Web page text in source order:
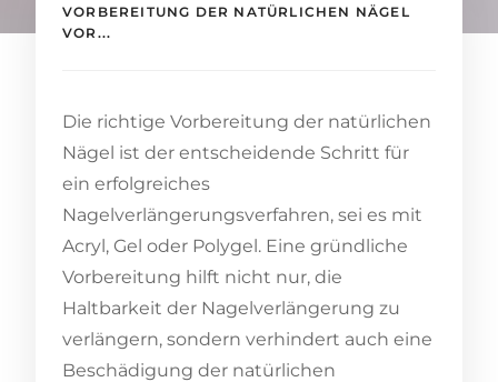
VORBEREITUNG DER NATÜRLICHEN NÄGEL
VOR...
Die richtige Vorbereitung der natürlichen
Nägel ist der entscheidende Schritt für
ein erfolgreiches
Nagelverlängerungsverfahren, sei es mit
Acryl, Gel oder Polygel. Eine gründliche
Vorbereitung hilft nicht nur, die
Haltbarkeit der Nagelverlängerung zu
verlängern, sondern verhindert auch eine
Beschädigung der natürlichen